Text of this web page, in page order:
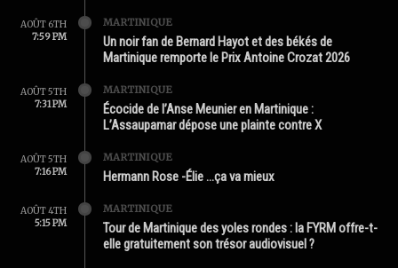
AOÛT 6TH
7:59 PM
MARTINIQUE
Un noir fan de Bernard Hayot et des békés de
Martinique remporte le Prix Antoine Crozat 2026
AOÛT 5TH
7:31 PM
MARTINIQUE
Écocide de l’Anse Meunier en Martinique :
L’Assaupamar dépose une plainte contre X
AOÛT 5TH
7:16 PM
MARTINIQUE
Hermann Rose -Élie …ça va mieux
AOÛT 4TH
5:15 PM
MARTINIQUE
Tour de Martinique des yoles rondes : la FYRM offre-t-
elle gratuitement son trésor audiovisuel ?